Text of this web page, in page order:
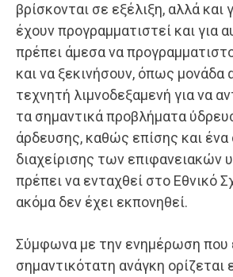
βρίσκονται σε εξέλιξη, αλλά και
έχουν προγραμματιστεί και για
πρέπει άμεσα να
και να ξεκινήσουν, όπως
τεχνητή λιμνοδεξαμενή για να
τα σημαντικά προβλήματα
άρδευσης, καθώς επίσης και ένα
διαχείρισης των επιφανειακών
πρέπει να ενταχθεί στο Εθνικό
ακόμα δεν έχει εκπονηθεί.
Σύμφωνα με την ενημέρωση που
σημαντικότατη ανάγκη ορίζεται